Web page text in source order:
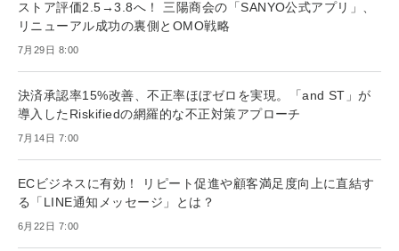
ストア評価2.5→3.8へ！ 三陽商会の「SANYO公式アプリ」、
リニューアル成功の裏側とOMO戦略
7月29日 8:00
決済承認率15%改善、不正率ほぼゼロを実現。「and ST」が
導入したRiskifiedの網羅的な不正対策アプローチ
7月14日 7:00
ECビジネスに有効！ リピート促進や顧客満足度向上に直結す
る「LINE通知メッセージ」とは？
6月22日 7:00